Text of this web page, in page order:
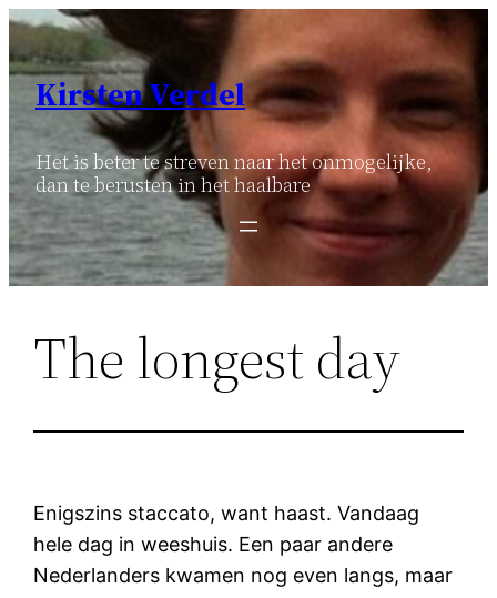
Ga
naar
inhoud
Kirsten Verdel
Het is beter te streven naar het onmogelijke,
dan te berusten in het haalbare
The longest day
Enigszins staccato, want haast. Vandaag
hele dag in weeshuis. Een paar andere
Nederlanders kwamen nog even langs, maar